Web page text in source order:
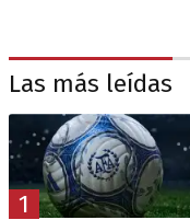
Las más leídas
1